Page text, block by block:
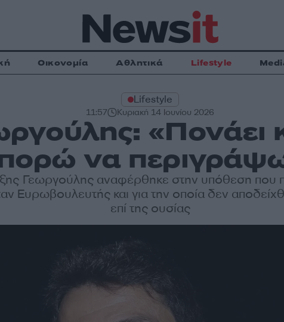
Οικονομία Αθλητικά Lifestyle
Lifestyle
11:57 Κυριακή 14 Ιουνίου 2026
«Πονάει
να περιγράψω
Γεωργούλης αναφέρθηκε στην υπόθεση που
Ευρωβουλευτής και για την οποία δεν
επί της ουσίας